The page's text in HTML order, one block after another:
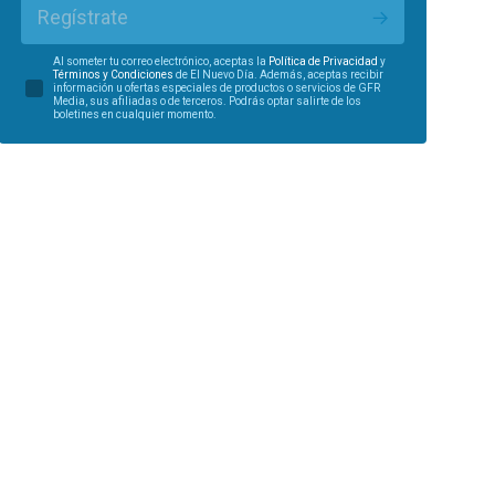
Regístrate
Al someter tu correo electrónico, aceptas la Política de Privacidad y
Términos y Condiciones de El Nuevo Día. Además, aceptas recibir
información u ofertas especiales de productos o servicios de GFR
Media, sus afiliadas o de terceros. Podrás optar salirte de los
boletines en cualquier momento.